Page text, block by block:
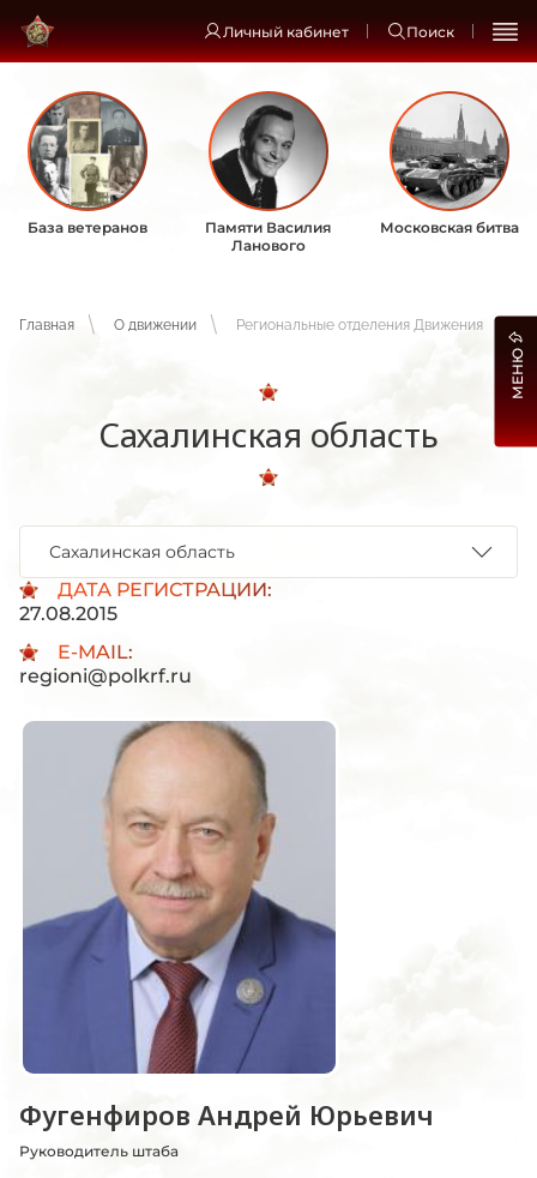
Личный кабинет Поиск
База ветеранов
Памяти Василия
Ланового
Московская битва
Главная О движении Региональные отделения Движения
Сахалинская область
ДАТА РЕГИСТРАЦИИ:
27.08.2015
E-MAIL:
regioni@polkrf.ru
Сахалинская область
Фугенфиров Андрей Юрьевич
Руководитель штаба
МЕНЮ